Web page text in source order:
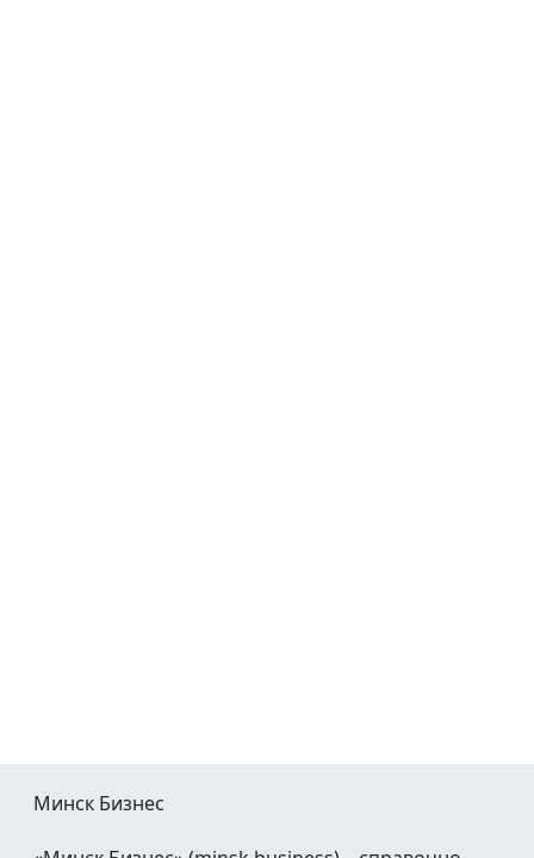
Минск Бизнес